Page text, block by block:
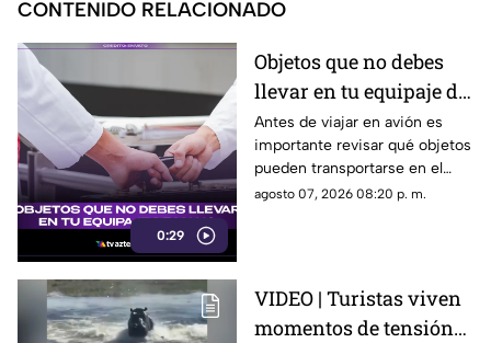
CONTENIDO RELACIONADO
0:29
Objetos que no debes
llevar en tu equipaje de
mano y podrían
quitarte en el
aeropuerto
Antes de viajar en avión es
importante revisar qué objetos
pueden transportarse en el
equipaje de mano, ya que
agosto 07, 2026 08:20 p. m.
VIDEO | Turistas viven
momentos de tensión